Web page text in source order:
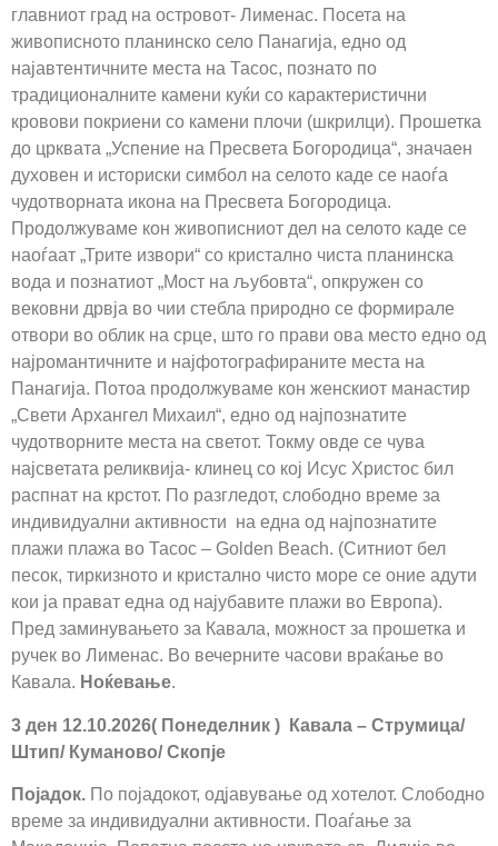
главниот град на островот- Лименас. Посета на
живописното планинско село Панагија, едно од
најавтентичните места на Тасос, познато по
традиционалните камени куќи со карактеристични
кровови покриени со камени плочи (шкрилци). Прошетка
до црквата „Успение на Пресвета Богородица“, значаен
духовен и историски симбол на селото каде се наоѓа
чудотворната икона на Пресвета Богородица.
Продолжуваме кон живописниот дел на селото каде се
наоѓаат „Трите извори“ со кристално чиста планинска
вода и познатиот „Мост на љубовта“, опкружен со
вековни дрвја во чии стебла природно се формирале
отвори во облик на срце, што го прави ова место едно од
најромантичните и најфотографираните места на
Панагија. Потоа продолжуваме кон женскиот манастир
„Свети Архангел Михаил“, едно од најпознатите
чудотворните места на светот. Токму овде се чува
најсветата реликвија- клинец со кој Исус Христос бил
распнат на крстот. По разгледот, слободно време за
индивидуални активности на една од најпознатите
плажи плажа во Тасос – Golden Beach. (Ситниот бел
песок, тиркизното и кристално чисто море се оние адути
кои ја прават една од најубавите плажи во Европа).
Пред заминувањето за Кавала, можност за прошетка и
ручек во Лименас. Во вечерните часови враќање во
Кавала. Ноќевање.
3 ден 12.10.2026( Понеделник ) Кавала – Струмица/
Штип/ Куманово/ Скопје
Појадок. По појадокот, одјавување од хотелот. Слободно
време за индивидуални активности. Поаѓање за